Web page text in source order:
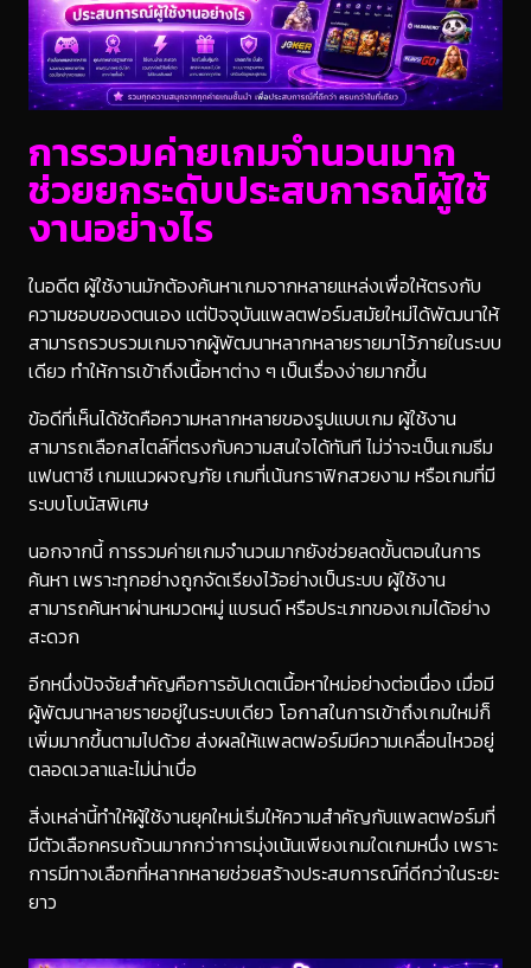
การรวมค่ายเกมจำนวนมาก
ช่วยยกระดับประสบการณ์ผู้ใช้
งานอย่างไร
ในอดีต ผู้ใช้งานมักต้องค้นหาเกมจากหลายแหล่งเพื่อให้ตรงกับ
ความชอบของตนเอง แต่ปัจจุบันแพลตฟอร์มสมัยใหม่ได้พัฒนาให้
สามารถรวบรวมเกมจากผู้พัฒนาหลากหลายรายมาไว้ภายในระบบ
เดียว ทำให้การเข้าถึงเนื้อหาต่าง ๆ เป็นเรื่องง่ายมากขึ้น
ข้อดีที่เห็นได้ชัดคือความหลากหลายของรูปแบบเกม ผู้ใช้งาน
สามารถเลือกสไตล์ที่ตรงกับความสนใจได้ทันที ไม่ว่าจะเป็นเกมธีม
แฟนตาซี เกมแนวผจญภัย เกมที่เน้นกราฟิกสวยงาม หรือเกมที่มี
ระบบโบนัสพิเศษ
นอกจากนี้ การรวมค่ายเกมจำนวนมากยังช่วยลดขั้นตอนในการ
ค้นหา เพราะทุกอย่างถูกจัดเรียงไว้อย่างเป็นระบบ ผู้ใช้งาน
สามารถค้นหาผ่านหมวดหมู่ แบรนด์ หรือประเภทของเกมได้อย่าง
สะดวก
อีกหนึ่งปัจจัยสำคัญคือการอัปเดตเนื้อหาใหม่อย่างต่อเนื่อง เมื่อมี
ผู้พัฒนาหลายรายอยู่ในระบบเดียว โอกาสในการเข้าถึงเกมใหม่ก็
เพิ่มมากขึ้นตามไปด้วย ส่งผลให้แพลตฟอร์มมีความเคลื่อนไหวอยู่
ตลอดเวลาและไม่น่าเบื่อ
สิ่งเหล่านี้ทำให้ผู้ใช้งานยุคใหม่เริ่มให้ความสำคัญกับแพลตฟอร์มที่
มีตัวเลือกครบถ้วนมากกว่าการมุ่งเน้นเพียงเกมใดเกมหนึ่ง เพราะ
การมีทางเลือกที่หลากหลายช่วยสร้างประสบการณ์ที่ดีกว่าในระยะ
ยาว